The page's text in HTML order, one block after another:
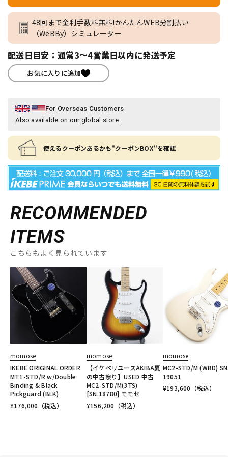
48回まで金利手数料無料!かんたんWEB分割払い
（WeBBy）シミュレーター
配送日目安：通常3～4営業日以内に発送予定
お気に入りに追加
For Overseas Customers
Also available on our global store.
使えるクーポンあるかも"クーポンBOX"を確認
RECOMMENDED
ITEMS
こちらもよく見られています
momose
IKEBE ORIGINAL ORDER
MT1-STD/R w/Double
Binding & Black
Pickguard (BLK)
¥176,000 （税込）
momose
【イケベリユースAKIBA夏
の中古祭り】USED 中古
MC2-STD/M(3TS)
[SN.18780] モモセ
¥156,200 （税込）
momose
MC2-STD/M (WBD)
19051
¥193,600 （税込）